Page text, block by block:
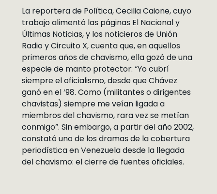
La reportera de Política, Cecilia Caione, cuyo
trabajo alimentó las páginas El Nacional y
Últimas Noticias, y los noticieros de Unión
Radio y Circuito X, cuenta que, en aquellos
primeros años de chavismo, ella gozó de una
especie de manto protector: “Yo cubrí
siempre el oficialismo, desde que Chávez
ganó en el ‘98. Como (militantes o dirigentes
chavistas) siempre me veían ligada a
miembros del chavismo, rara vez se metían
conmigo”. Sin embargo, a partir del año 2002,
constató uno de los dramas de la cobertura
periodística en Venezuela desde la llegada
del chavismo: el cierre de fuentes oficiales.